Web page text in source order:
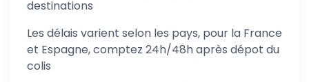
destinations
Les délais varient selon les pays, pour la France
et Espagne, comptez 24h/48h après dépot du
colis